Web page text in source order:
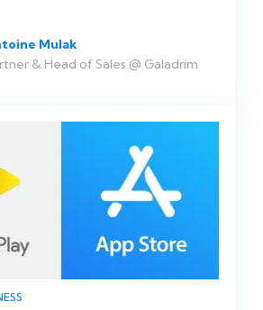
Mulak
& Head of Sales @ Galadrim